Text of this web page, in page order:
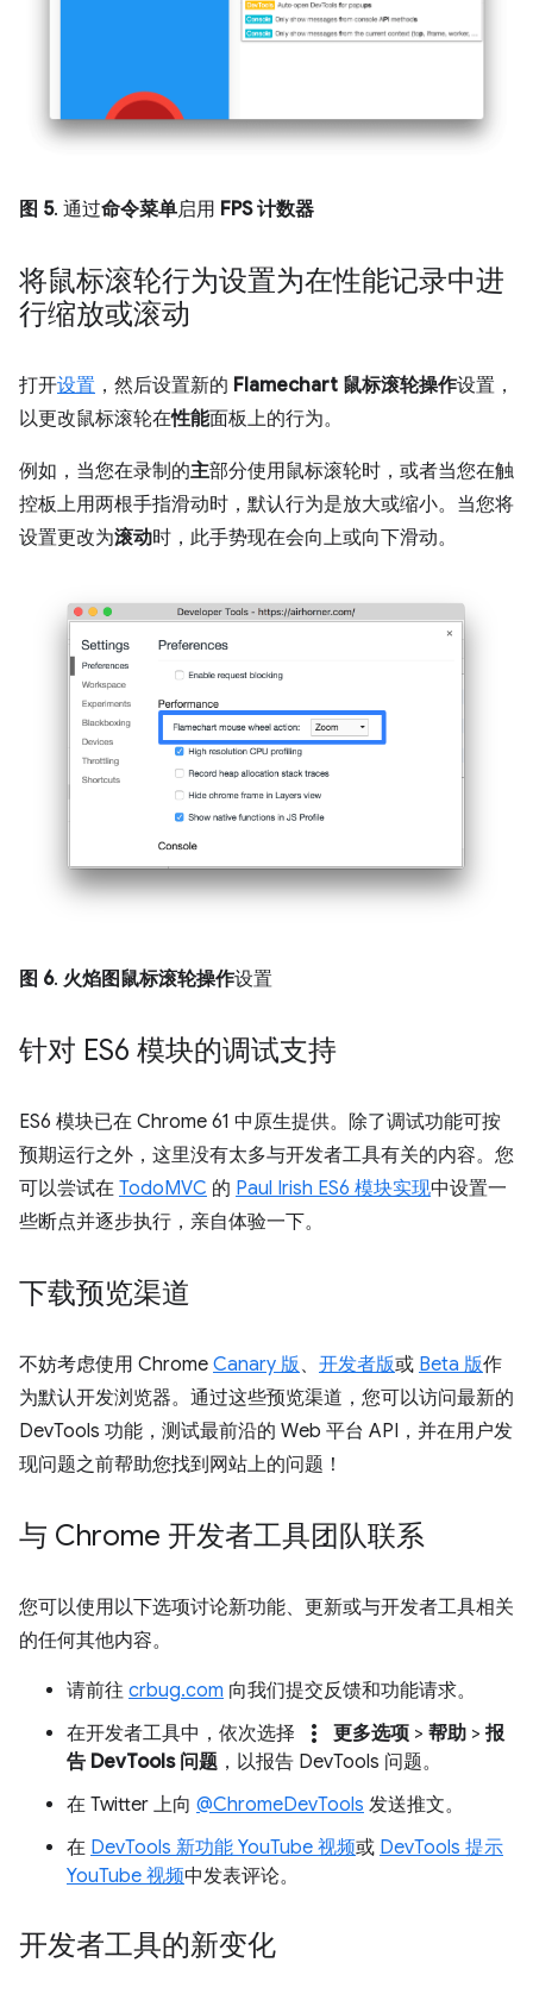
图 5. 通过命令菜单启用 FPS 计数器
将鼠标滚轮行为设置为在性能记录中进
行缩放或滚动
打开设置 ，然后设置新的 Flamechart 鼠标滚轮操作设置，
以更改鼠标滚轮在性能面板上的行为。
例如，当您在录制的主部分使用鼠标滚轮时，或者当您在触
控板上用两根手指滑动时，默认行为是放大或缩小。当您将
设置更改为滚动时，此手势现在会向上或向下滑动。
图 6. 火焰图鼠标滚轮操作设置
针对 ES6 模块的调试支持
ES6 模块已在 Chrome 61 中原生提供。除了调试功能可按
预期运行之外，这里没有太多与开发者工具有关的内容。您
可以尝试在 TodoMVC 的 Paul Irish ES6 模块实现中设置一
些断点并逐步执行，亲自体验一下。
下载预览渠道
不妨考虑使用 Chrome Canary 版 、 开发者版或 Beta 版作
为默认开发浏览器。通过这些预览渠道，您可以访问最新的
DevTools 功能，测试最前沿的 Web 平台 API，并在用户发
现问题之前帮助您找到网站上的问题！
与 Chrome 开发者工具团队联系
您可以使用以下选项讨论新功能、更新或与开发者工具相关
的任何其他内容。
请前往 crbug.com 向我们提交反馈和功能请求。
在开发者工具中，依次选择
more_vert 更多选项 > 帮助 > 报
告 DevTools 问题 ，以报告 DevTools 问题。
在 Twitter 上向 @ChromeDevTools 发送推文。
在 DevTools 新功能 YouTube 视频或 DevTools 提示
YouTube 视频中发表评论。
开发者工具的新变化